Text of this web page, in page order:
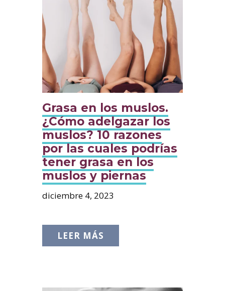
Grasa en los muslos.
¿Cómo adelgazar los
muslos? 10 razones
por las cuales podrías
tener grasa en los
muslos y piernas
diciembre 4, 2023
LEER MÁS